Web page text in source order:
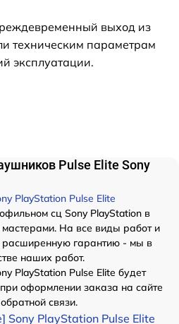
выход из
техническим параметрам
эксплуатации.
Pulse Elite Sony
PlayStation Pulse Elite
сц Sony PlayStation в
На все виды работ и
расширенную гарантию - мы в
наших работ.
PlayStation Pulse Elite будет
оформлении заказа на сайте
связи.
Sony PlayStation Pulse Elite